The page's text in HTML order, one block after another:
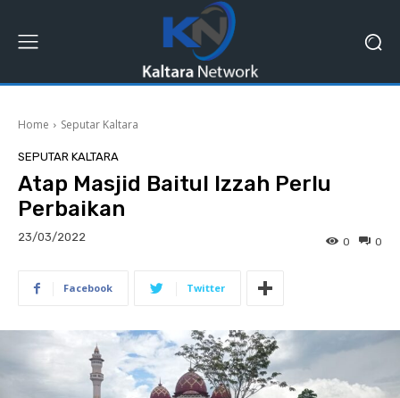
Home Seputar Kaltara
SEPUTAR KALTARA
Atap Masjid Baitul Izzah Perlu
Perbaikan
23/03/2022 0
0
Facebook Twitter